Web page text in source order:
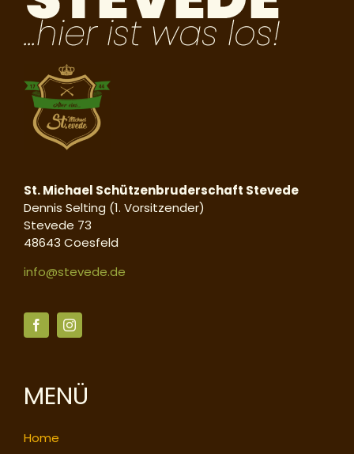
St. Michael Schützenbruderschaft Stevede
Dennis Selting (1. Vorsitzender)
Stevede 73
48643 Coesfeld
info@stevede.de
MENÜ
Home